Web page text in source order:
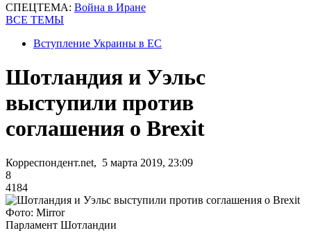
СПЕЦТЕМА: Война в Иране
ВСЕ ТЕМЫ
Вступление Украины в ЕС
Шотландия и Уэльс
выступили против
соглашения о Brexit
Корреспондент.net, 5 марта 2019, 23:09
8
4184
Фото: Mirror
Парламент Шотландии